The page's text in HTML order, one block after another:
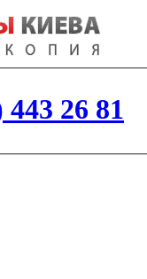
443 26 81